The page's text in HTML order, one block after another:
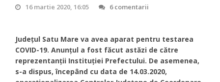
16 martie 2020, 16:05 6 comentarii
Județul Satu Mare va avea aparat pentru testarea
COVID-19. Anunțul a fost făcut astăzi de către
reprezentanții Instituției Prefectului. De asemenea,
s-a dispus, începând cu data de 14.03.2020,